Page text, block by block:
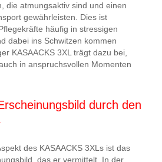
die atmungsaktiv sind und einen
gewährleisten. Dies ist
häufig in stressigen
dabei ins Schwitzen kommen
KASAACKS 3XL trägt dazu bei,
in anspruchsvollen Momenten
durch den
des KASAACKS 3XLs ist das
das er vermittelt. In der